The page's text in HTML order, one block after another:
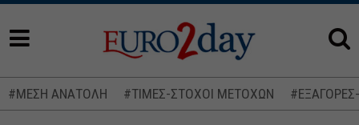
#ΜΕΣΗ ΑΝΑΤΟΛΗ #ΤΙΜΕΣ-ΣΤΟΧΟΙ ΜΕΤΟΧΩΝ